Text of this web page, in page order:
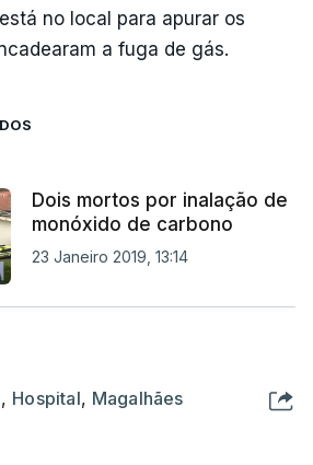
no local para apurar os
a fuga de gás.
Dois mortos por inalação de
monóxido de carbono
23 Janeiro 2019, 13:14
, Hospital, Magalhães